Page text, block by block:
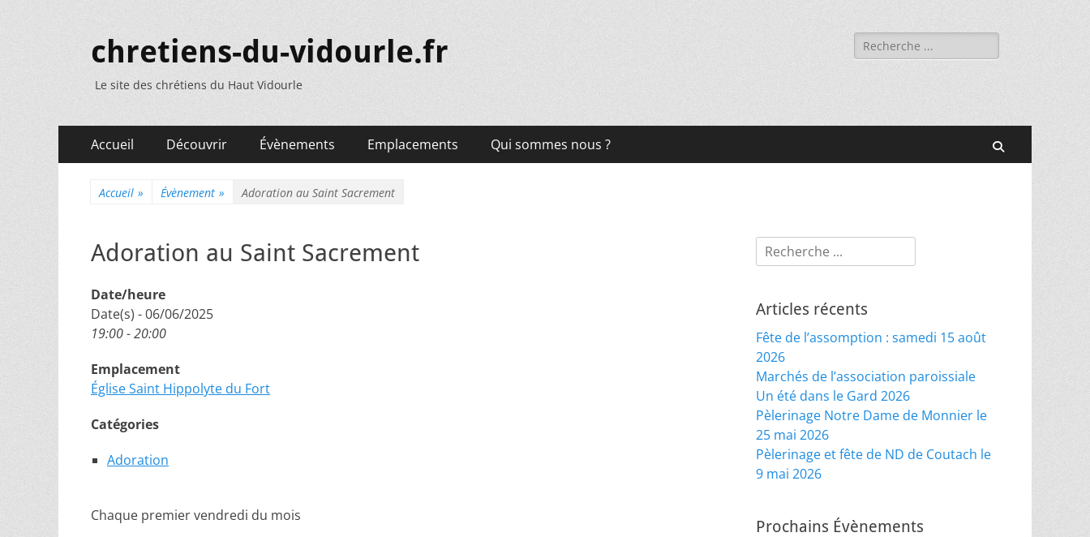
chretiens-du-vidourle.fr
Le site des chrétiens du Haut Vidourle
Rechercher :
Menu
principal
Accueil Découvrir Évènements Emplacements Qui sommes nous ?
Accueil » Évènement » Adoration au Saint Sacrement
Adoration au Saint Sacrement
Date/heure
Date(s) - 06/06/2025
19:00 - 20:00
Emplacement
Église Saint Hippolyte du Fort
Catégories
Adoration
Chaque premier vendredi du mois
Rechercher :
Articles récents
Fête de l’assomption : samedi 15 août
2026
Marchés de l’association paroissiale
Un été dans le Gard 2026
Pèlerinage Notre Dame de Monnier le
25 mai 2026
Pèlerinage et fête de ND de Coutach le
9 mai 2026
Prochains Évènements